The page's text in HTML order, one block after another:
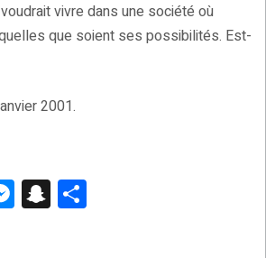
vivre dans une société où
que soient ses possibilités. Est-
2001.
M
es
S
n